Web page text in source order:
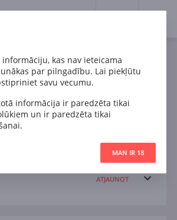
Sauvignon Chardonnay
Riesling
Shiraz
ATJAUNOT
kas nav ieteicama
par pilngadību. Lai piekļūtu
savu vecumu.
informācija ir paredzēta tikai
un ir paredzēta tikai
MAN IR 18